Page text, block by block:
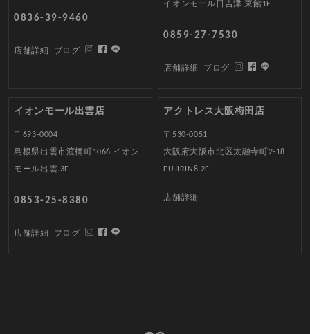
0836-39-9460
店舗詳細 ブログ
イオンモール日吉津 東館1F
0859-27-7530
店舗詳細 ブログ
イオンモール出雲店
〒693-0004
島根県出雲市渡橋町1066 イオン
モール出雲 3F
0853-25-8380
店舗詳細 ブログ
アクトレス大阪梅田店
〒530-0051
大阪府大阪市北区太融寺町2-18
FUJIRIN8 2F
店舗詳細